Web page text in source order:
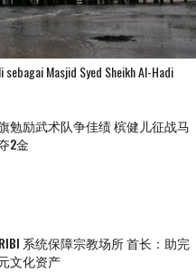
Masjid Syed Sheikh Al-Hadi
勉励武术队争佳绩 槟健儿征战马
2金
系统保障宗教场所 首长：助完
文化资产